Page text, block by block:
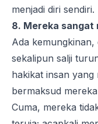
menjadi diri sendiri.
8. Mereka sangat
Ada
sekalipun salji
hakikat insan yang
bermaksud
Cuma, mereka